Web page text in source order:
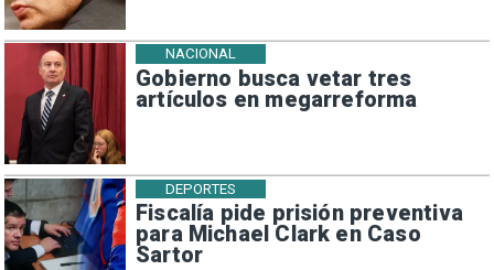
Gobierno busca vetar tres
artículos en megarreforma
NACIONAL
Fiscalía pide prisión preventiva
para Michael Clark en Caso
Sartor
DEPORTES